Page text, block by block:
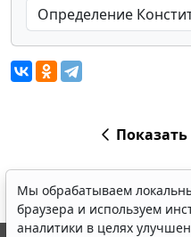
Мы обрабатываем
браузера и используем
аналитики в целях